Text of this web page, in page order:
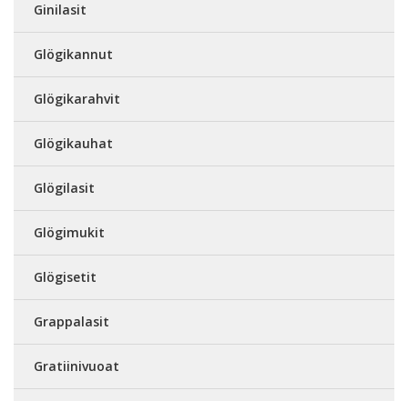
Ginilasit
Glögikannut
Glögikarahvit
Glögikauhat
Glögilasit
Glögimukit
Glögisetit
Grappalasit
Gratiinivuoat